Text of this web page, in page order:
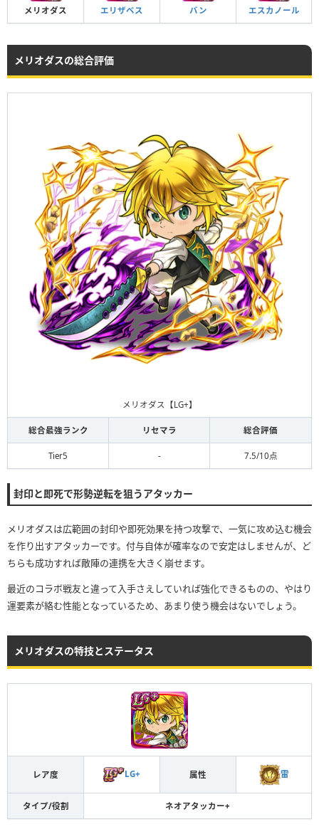
メリオダス エリザベス バン エスカノール
メリオダスの総合評価
メリオダス【LG+】
総合最強ランク リセマラ 総合評価
Tier5 - 7.5/10点
封印と即死で形勢逆転を狙うアタッカー
メリオダスは広範囲の封印や即死効果を持つ攻撃で、一気に攻め込む機会
を作り出すアタッカーです。付与自体が確率なので安定はしませんが、ど
ちらも成功すれば敵陣の連携を大きく崩せます。
最近のコラボ戦友と違って入手さえしていれば強化できるものの、やはり
運要素が絡む性能となっているため、あまり使う機会はないでしょう。
メリオダスの特技とステータス
レア度 LG+ 属性 雷
タイプ/役割 ネオアタッカー+